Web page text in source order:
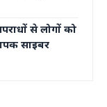
से लोगों को
साइबर